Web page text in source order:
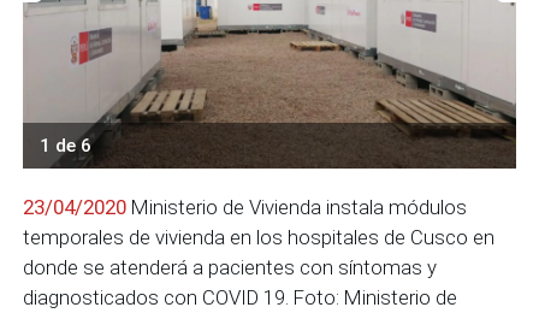
1 de 6
23/04/2020 Ministerio de Vivienda instala módulos
temporales de vivienda en los hospitales de Cusco en
donde se atenderá a pacientes con síntomas y
diagnosticados con COVID 19. Foto: Ministerio de